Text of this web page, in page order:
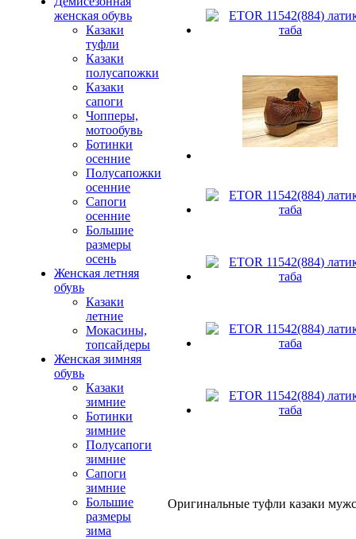
женская обувь
Казаки
туфли
Казаки
полусапожки
Казаки
сапоги
Чопперы,
мотообувь
Ботинки
осенние
Полусапожки
осенние
Сапоги
осенние
Большие
размеры
осень
Женская летняя
обувь
Казаки
летние
Мокасины,
топсайдеры
Женская зимняя
обувь
Казаки
зимние
Ботинки
зимние
Полусапоги
зимние
Сапоги
зимние
Большие
размеры
зима
Оригинальные туфли казаки